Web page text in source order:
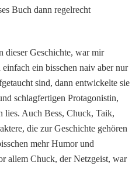
Buch dann regelrecht
dieser Geschichte, war mir
ein bisschen naiv aber nur
sind, dann entwickelte sie
schlagfertigen Protagonistin,
lies. Auch Bess, Chuck, Taik,
die zur Geschichte gehören
mehr Humor und
allem Chuck, der Netzgeist, war